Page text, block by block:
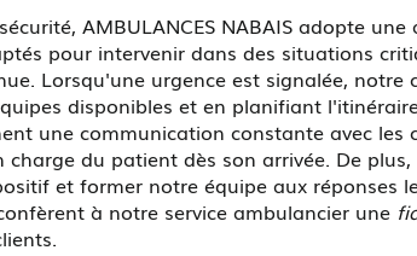
AMBULANCES NABAIS adopte
pour intervenir dans des situations
Lorsqu'une urgence est signalée, notre
disponibles et en planifiant
une communication constante avec
du patient dès son arrivée. De
et former notre équipe aux réponses
à notre service ambulancier une